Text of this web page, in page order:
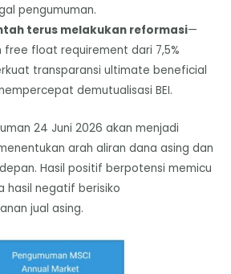
pengumuman.
terus melakukan reformasi—
free float requirement dari 7,5%
transparansi ultimate beneficial
demutualisasi BEI.
24 Juni 2026 akan menjadi
arah aliran dana asing dan
Hasil positif berpotensi memicu
hasil negatif berisiko
jual asing.